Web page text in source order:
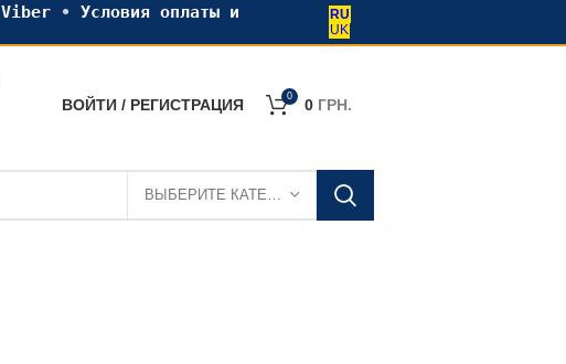
Viber• Условия оплаты и
RU
UK
ВОЙТИ / РЕГИСТРАЦИЯ 0 0 ГРН.
ВЫБЕРИТЕ КАТЕГОРИЮ